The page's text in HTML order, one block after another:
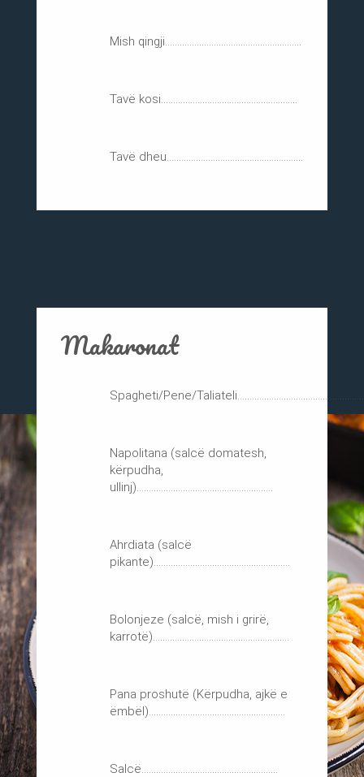
Mish qingji........................................................
Tavë kosi........................................................
Tavë dheu........................................................
Makaronat
Spagheti/Pene/
Napolitana (salcë domatesh,
kërpudha,
ullinj)........................................................
Ahrdiata (salcë
pikante)........................................................
Bolonjeze (salcë, mish i grirë,
karrotë)........................................................
Pana proshutë (Kërpudha, ajkë e
ëmbël)........................................................
Salcë........................................................